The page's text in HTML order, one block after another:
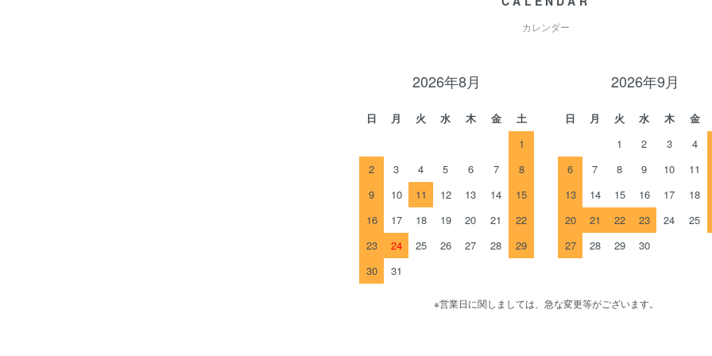
カレンダー
2026年8月
日 月 火 水 木 金
土
1
2
3 4 5 6 7
8
9
10 11 12 13 14
15
16
17 18 19 20 21
22
23
24 25 26 27 28
29
30
31
2026年9月
日 月 火 水 木 金
1
2 3 4
6
7 8 9 10 11
13
14 15 16 17 18
20
21 22 23 24 25
27
28 29 30
※営業日に関しましては、急な変更等がございます。